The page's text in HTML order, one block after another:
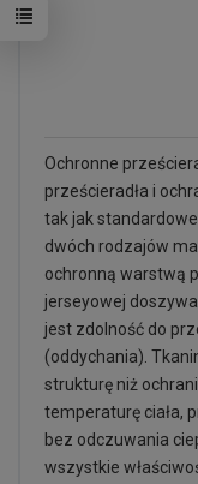
Ochronne
prześcieradła i
tak jak
dwóch rodzajów
ochronną warstwą
jerseyowej
jest zdolność do
(oddychania).
strukturę niż
temperaturę ciała,
bez odczuwania
wszystkie